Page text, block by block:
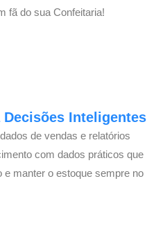
fã do sua Confeitaria!
Decisões Inteligentes
de vendas e relatórios
com dados práticos que
manter o estoque sempre no